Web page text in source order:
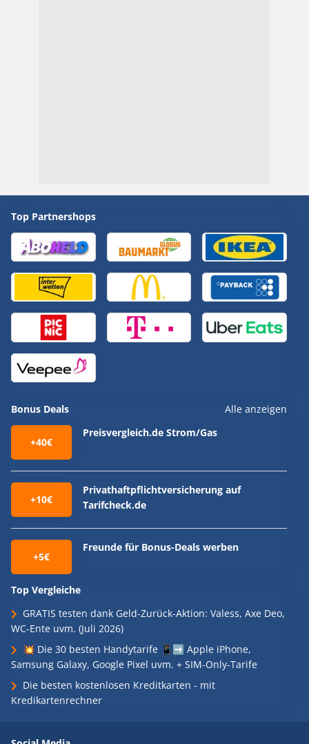
Top Partnershops
Bonus Deals Alle anzeigen
+40€
Preisvergleich.de Strom/Gas
+10€
Privathaftpflichtversicherung auf
Tarifcheck.de
+5€
Freunde für Bonus-Deals werben
Top Vergleiche
GRATIS testen dank Geld-Zurück-Aktion: Valess, Axe Deo,
WC-Ente uvm. (Juli 2026)
💥 Die 30 besten Handytarife 📱➡️ Apple iPhone,
Samsung Galaxy, Google Pixel uvm. + SIM-Only-Tarife
Die besten kostenlosen Kreditkarten - mit
Kredikartenrechner